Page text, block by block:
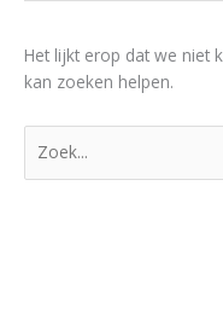
Het lijkt erop dat we niet
kan zoeken helpen.
naar: